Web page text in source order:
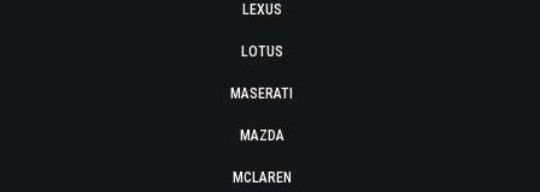
LEXUS
LOTUS
MASERATI
MAZDA
MCLAREN